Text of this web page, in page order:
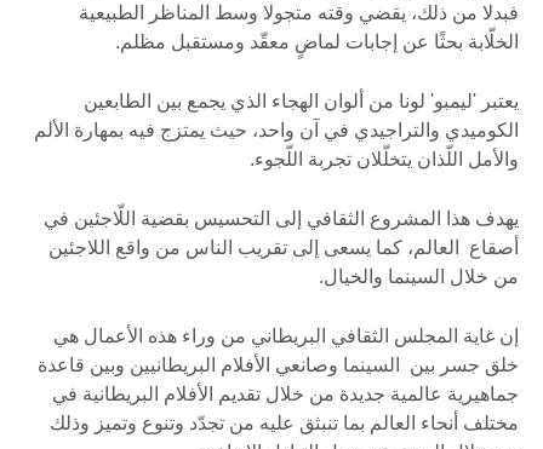
فبدلا من ذلك، يقضي وقته متجولا وسط المناظر الطبيعية
الخلّابة بحثًا عن إجابات لماضٍ معقّد ومستقبل مظلم.
يعتبر 'ليمبو' لونا من ألوان الهجاء الذي يجمع بين الطابعين
الكوميدي والتراجيدي في آن واحد، حيث يمتزج فيه بمهارة الألم
والأمل اللّذان يتخلّلان تجربة اللّجوء.
يهدف هذا المشروع الثقافي إلى التحسيس بقضية اللّاجئين في
أصقاع العالم، كما يسعى إلى تقريب الناس من واقع اللاجئين
من خلال السينما والخيال.
إن غاية المجلس الثقافي البريطاني من وراء هذه الأعمال هي
خلق جسر بين السينما وصانعي الأفلام البريطانيين وبين قاعدة
جماهيرية عالمية جديدة من خلال تقديم الأفلام البريطانية في
مختلف أنحاء العالم بما تنبثق عليه من تجدّد وتنوع وتميز وذلك